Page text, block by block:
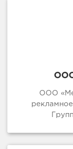
ООО